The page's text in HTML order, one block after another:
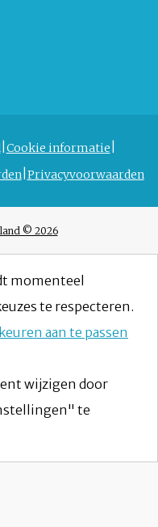
Cookie informatie
Privacyvoorwaarden
© 2026
momenteel
te respecteren.
aan te passen
wijzigen door
te